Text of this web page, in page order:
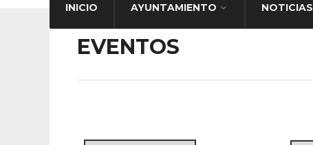
INICIO AYUNTAMIENTO NOTICIAS
EVENTOS